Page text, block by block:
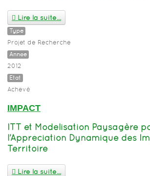
Lire la suite...
Type
Projet de Recherche
Année
2012
Etat
Achevé
IMPACT
ITT et Modélisation Paysagère
l’Appréciation Dynamique des
Territoire
Lire la suite...